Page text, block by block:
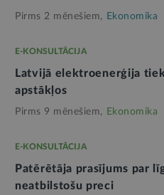
Pirms 2 mēnešiem, Ekonomika
E-KONSULTĀCIJA
Latvijā elektroenerģija
apstākļos
Pirms 9 mēnešiem, Ekonomika
E-KONSULTĀCIJA
Patērētāja prasījums par
neatbilstošu preci